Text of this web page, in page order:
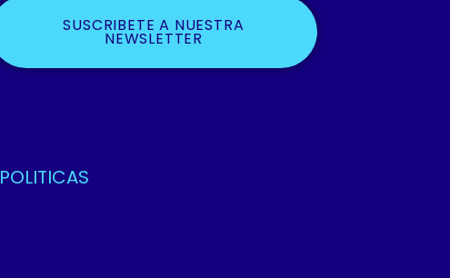
SUSCRIBETE A NUESTRA
NEWSLETTER
POLITICAS